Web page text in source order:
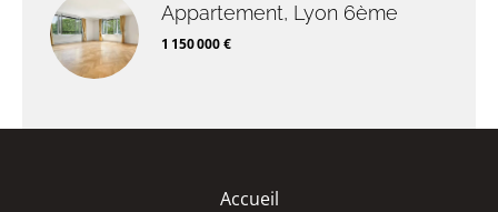
Appartement, Lyon 6ème
1 150 000 €
Accueil